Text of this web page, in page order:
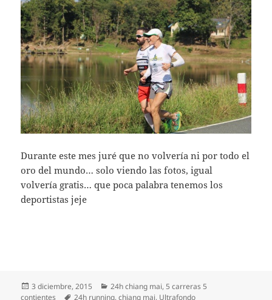
Durante este mes juré que no volvería ni por todo el
oro del mundo… solo viendo las fotos, igual
volvería gratis… que poca palabra tenemos los
deportistas jeje
Publicado
el
3 diciembre, 2015 Categorías
24h chiang mai,5 carreras 5
contientes
Etiquetas
24h running,chiang mai, Ultrafondo